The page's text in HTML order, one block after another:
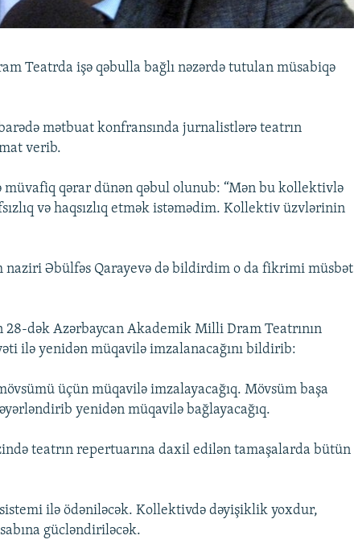
Teatrda işə qəbulla bağlı nəzərdə tutulan müsabiqə
mətbuat konfransında jurnalistlərə teatrın
verib.
müvafiq qərar dünən qəbul olunub: “Mən bu kollektivlə
və haqsızlıq etmək istəmədim. Kollektiv üzvlərinin
naziri Əbülfəs Qarayevə də bildirdim o da fikrimi müsbət
28-dək Azərbaycan Akademik Milli Dram Teatrının
ilə yenidən müqavilə imzalanacağını bildirib:
üçün müqavilə imzalayacağıq. Mövsüm başa
yenidən müqavilə bağlayacağıq.
teatrın repertuarına daxil edilən tamaşalarda bütün
ilə ödəniləcək. Kollektivdə dəyişiklik yoxdur,
gücləndiriləcək.